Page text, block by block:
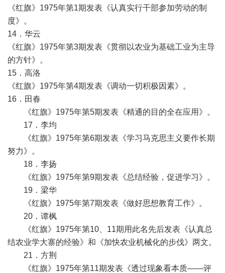
《红旗》1975年第1期发表《认真实行干部参加劳动的制
度》。
14．华云
《红旗》1975年第3期发表《贯彻以农业为基础工业为主导
的方针》。
15．高洛
《红旗》1975年第4期发表《调动一切积极因素》。
16．田春
《红旗》1975年第5期发表《精通的目的全在应用》。
17．李均
《红旗》1975年第6期发表《学习马克思主义要作长期
努力》。
18．李扬
《红旗》1975年第9期发表《总结经验，促进学习》。
19．梁华
《红旗》1975年第7期发表《做好思想教育工作》。
20．谭枫
《红旗》1975年第10、11期用此名先后发表《认真总
结农业学大寨的经验》和《加快农业机械化的步伐》两文。
21．方荆
《红旗》1975年第11期发表《透过现象看本质——评